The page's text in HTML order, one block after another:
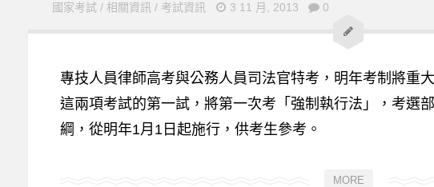
國家考試 / 相關資訊 / 考試資訊 3 11 月, 2013 0
專技人員律師高考與公務人員司法官特考，明年考制將重
這兩項考試的第一試，將第一次考「強制執行法」，考選
綱，從明年1月1日起施行，供考生參考。
MORE